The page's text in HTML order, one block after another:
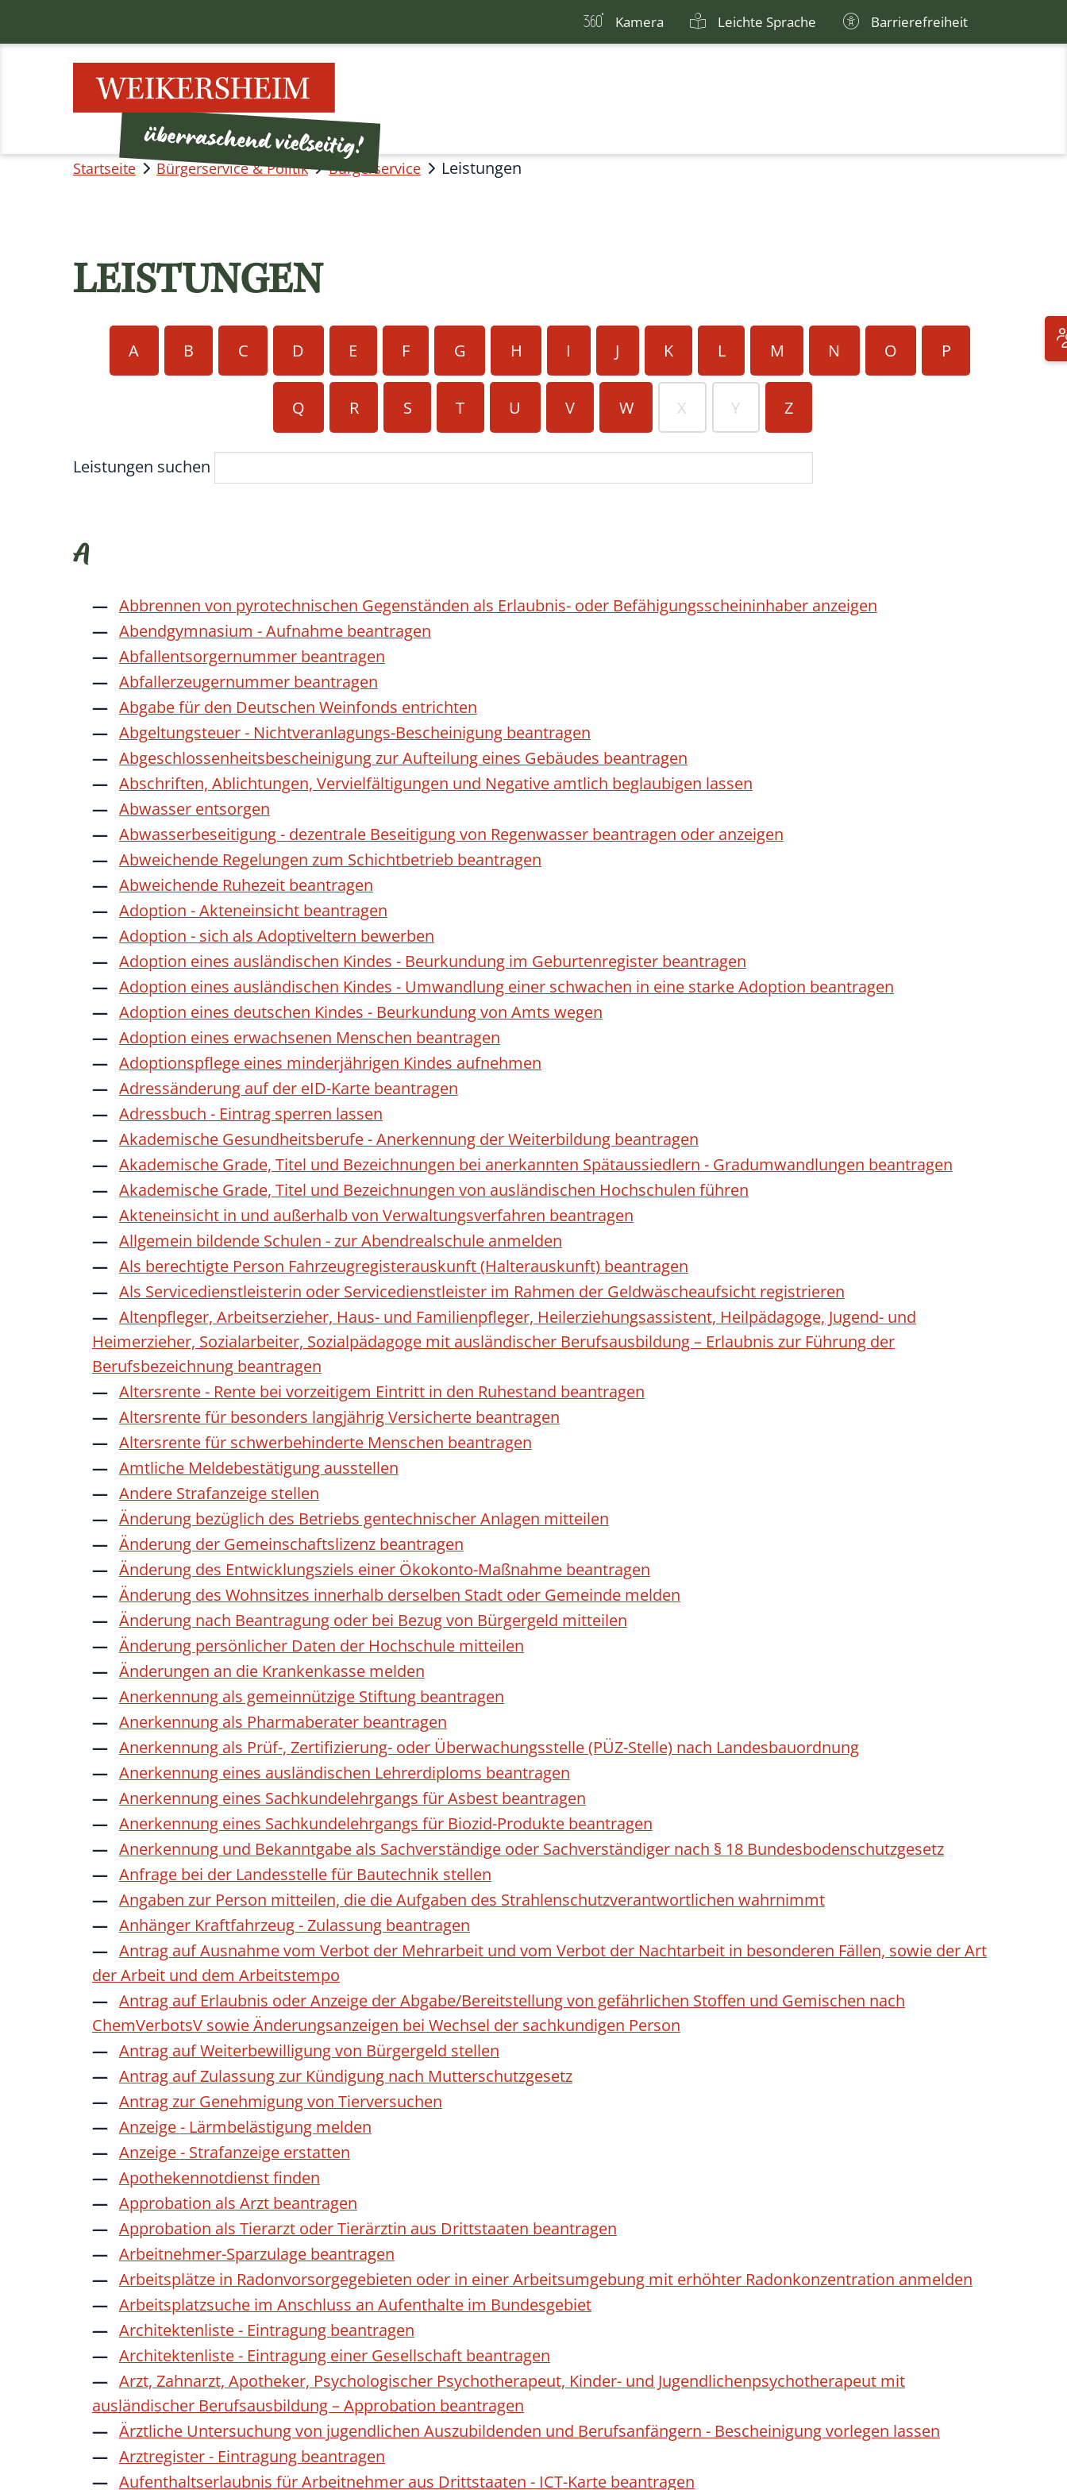
Kamera Leichte Sprache Barrierefreiheit
Startseite Bürgerservice & Politik Bürgerservice Leistungen
LEISTUNGEN
A B C D E F G H I J K L M N O P
Q R S T U V W X Y Z
Leistungen suchen
A
Abbrennen von pyrotechnischen Gegenständen als Erlaubnis- oder Befähigungsscheininhaber anzeigen
Abendgymnasium - Aufnahme beantragen
Abfallentsorgernummer beantragen
Abfallerzeugernummer beantragen
Abgabe für den Deutschen Weinfonds entrichten
Abgeltungsteuer - Nichtveranlagungs-Bescheinigung beantragen
Abgeschlossenheitsbescheinigung zur Aufteilung eines Gebäudes beantragen
Abschriften, Ablichtungen, Vervielfältigungen und Negative amtlich beglaubigen lassen
Abwasser entsorgen
Abwasserbeseitigung - dezentrale Beseitigung von Regenwasser beantragen oder anzeigen
Abweichende Regelungen zum Schichtbetrieb beantragen
Abweichende Ruhezeit beantragen
Adoption - Akteneinsicht beantragen
Adoption - sich als Adoptiveltern bewerben
Adoption eines ausländischen Kindes - Beurkundung im Geburtenregister beantragen
Adoption eines ausländischen Kindes - Umwandlung einer schwachen in eine starke Adoption beantragen
Adoption eines deutschen Kindes - Beurkundung von Amts wegen
Adoption eines erwachsenen Menschen beantragen
Adoptionspflege eines minderjährigen Kindes aufnehmen
Adressänderung auf der eID-Karte beantragen
Adressbuch - Eintrag sperren lassen
Akademische Gesundheitsberufe - Anerkennung der Weiterbildung beantragen
Akademische Grade, Titel und Bezeichnungen bei anerkannten Spätaussiedlern - Gradumwandlungen beantragen
Akademische Grade, Titel und Bezeichnungen von ausländischen Hochschulen führen
Akteneinsicht in und außerhalb von Verwaltungsverfahren beantragen
Allgemein bildende Schulen - zur Abendrealschule anmelden
Als berechtigte Person Fahrzeugregisterauskunft (Halterauskunft) beantragen
Als Servicedienstleisterin oder Servicedienstleister im Rahmen der Geldwäscheaufsicht registrieren
Altenpfleger, Arbeitserzieher, Haus- und Familienpfleger, Heilerziehungsassistent, Heilpädagoge, Jugend- und
Heimerzieher, Sozialarbeiter, Sozialpädagoge mit ausländischer Berufsausbildung – Erlaubnis zur Führung der
Berufsbezeichnung beantragen
Altersrente - Rente bei vorzeitigem Eintritt in den Ruhestand beantragen
Altersrente für besonders langjährig Versicherte beantragen
Altersrente für schwerbehinderte Menschen beantragen
Amtliche Meldebestätigung ausstellen
Andere Strafanzeige stellen
Änderung bezüglich des Betriebs gentechnischer Anlagen mitteilen
Änderung der Gemeinschaftslizenz beantragen
Änderung des Entwicklungsziels einer Ökokonto-Maßnahme beantragen
Änderung des Wohnsitzes innerhalb derselben Stadt oder Gemeinde melden
Änderung nach Beantragung oder bei Bezug von Bürgergeld mitteilen
Änderung persönlicher Daten der Hochschule mitteilen
Änderungen an die Krankenkasse melden
Anerkennung als gemeinnützige Stiftung beantragen
Anerkennung als Pharmaberater beantragen
Anerkennung als Prüf-, Zertifizierung- oder Überwachungsstelle (PÜZ-Stelle) nach Landesbauordnung
Anerkennung eines ausländischen Lehrerdiploms beantragen
Anerkennung eines Sachkundelehrgangs für Asbest beantragen
Anerkennung eines Sachkundelehrgangs für Biozid-Produkte beantragen
Anerkennung und Bekanntgabe als Sachverständige oder Sachverständiger nach § 18 Bundesbodenschutzgesetz
Anfrage bei der Landesstelle für Bautechnik stellen
Angaben zur Person mitteilen, die die Aufgaben des Strahlenschutzverantwortlichen wahrnimmt
Anhänger Kraftfahrzeug - Zulassung beantragen
Antrag auf Ausnahme vom Verbot der Mehrarbeit und vom Verbot der Nachtarbeit in besonderen Fällen, sowie der Art
der Arbeit und dem Arbeitstempo
Antrag auf Erlaubnis oder Anzeige der Abgabe/Bereitstellung von gefährlichen Stoffen und Gemischen nach
ChemVerbotsV sowie Änderungsanzeigen bei Wechsel der sachkundigen Person
Antrag auf Weiterbewilligung von Bürgergeld stellen
Antrag auf Zulassung zur Kündigung nach Mutterschutzgesetz
Antrag zur Genehmigung von Tierversuchen
Anzeige - Lärmbelästigung melden
Anzeige - Strafanzeige erstatten
Apothekennotdienst finden
Approbation als Arzt beantragen
Approbation als Tierarzt oder Tierärztin aus Drittstaaten beantragen
Arbeitnehmer-Sparzulage beantragen
Arbeitsplätze in Radonvorsorgegebieten oder in einer Arbeitsumgebung mit erhöhter Radonkonzentration anmelden
Arbeitsplatzsuche im Anschluss an Aufenthalte im Bundesgebiet
Architektenliste - Eintragung beantragen
Architektenliste - Eintragung einer Gesellschaft beantragen
Arzt, Zahnarzt, Apotheker, Psychologischer Psychotherapeut, Kinder- und Jugendlichenpsychotherapeut mit
ausländischer Berufsausbildung – Approbation beantragen
Ärztliche Untersuchung von jugendlichen Auszubildenden und Berufsanfängern - Bescheinigung vorlegen lassen
Arztregister - Eintragung beantragen
Aufenthaltserlaubnis für Arbeitnehmer aus Drittstaaten - ICT-Karte beantragen